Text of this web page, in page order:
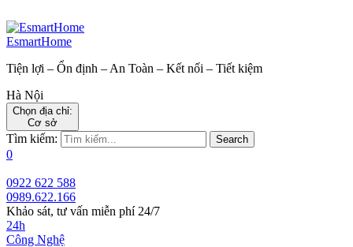
EsmartHome
Tiện lợi – Ổn định – An Toàn – Kết nối – Tiết kiệm
Hà Nội
Chọn địa chỉ:
Cơ sở
Tìm kiếm: Search
0
0922 622 588
0989.622.166
Khảo sát, tư vấn miễn phí 24/7
24h
Công Nghệ